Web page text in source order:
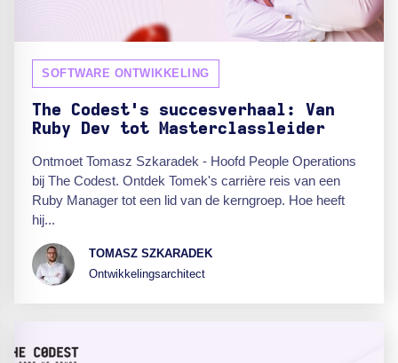
SOFTWARE ONTWIKKELING
The Codest's succesverhaal: Van
Ruby Dev tot Masterclassleider
Ontmoet Tomasz Szkaradek - Hoofd People Operations
bij The Codest. Ontdek Tomek's carrière reis van een
Ruby Manager tot een lid van de kerngroep. Hoe heeft
hij...
TOMASZ SZKARADEK
Ontwikkelingsarchitect